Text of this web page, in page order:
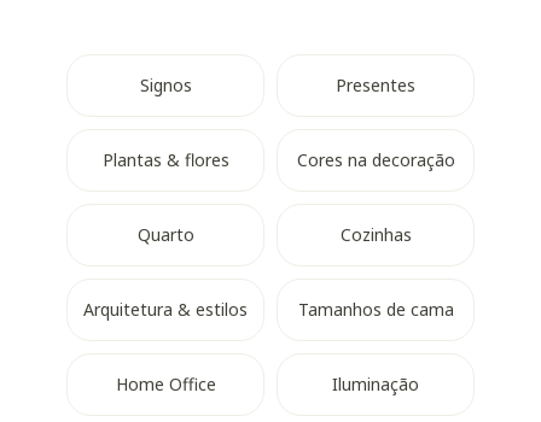
Signos Presentes
Plantas & flores Cores na decoração
Quarto Cozinhas
Arquitetura & estilos Tamanhos de cama
Home Office Iluminação